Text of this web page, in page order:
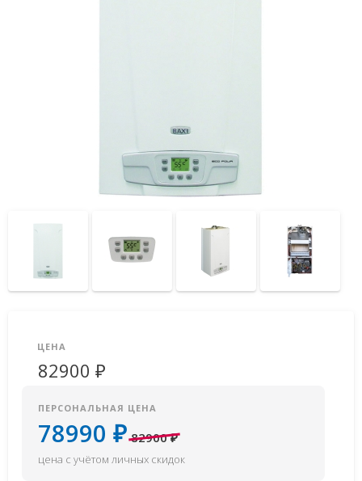
ЦЕНА
82900 ₽
ПЕРСОНАЛЬНАЯ ЦЕНА
78990 ₽ 82900 ₽
цена с учётом личных скидок